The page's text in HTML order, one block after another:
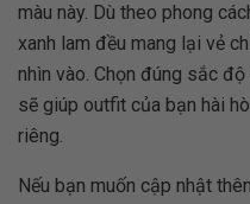
màu này. Dù theo phong
xanh lam đều mang lại vẻ
nhìn vào. Chọn đúng sắc
sẽ giúp outfit của bạn hài
riêng.
Nếu bạn muốn cập nhật